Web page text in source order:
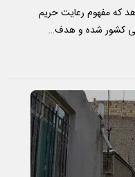
که مفهوم رعایت حریم
کشور شده و هدف…